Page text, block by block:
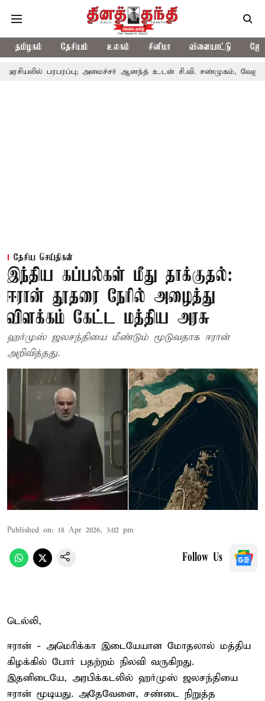
தமிழகம் தேசியம் உலகம் சினிமா விளையாட்டு
அமைச்சர் ஆனந்த் உடன் சி.வி. சண்முகம், வேலுமணி சந்திப்பு
தேசிய செய்திகள்
இந்திய கப்பல்கள் மீது தாக்குதல்:
ஈரான் தூதரை நேரில் அழைத்து
விளக்கம் கேட்ட மத்திய அரசு
ஹர்முஸ் ஜலசந்தியை மீண்டும் மூடுவதாக ஈரான்
அறிவித்தது.
Published on: 18 Apr 2026, 3:02 pm
Follow Us
டெல்லி,
ஈரான் - அமெரிக்கா இடையேயான மோதலால் மத்திய
கிழக்கில் போர் பதற்றம் நிலவி வருகிறது.
இதனிடையே, அரபிக்கடலில் ஹர்முஸ் ஜலசந்தியை
ஈரான் மூடியது. அதேவேளை, சண்டை நிறுத்த